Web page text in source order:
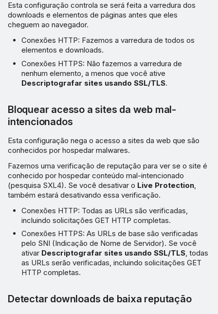
Esta configuração controla se será feita a varredura dos
downloads e elementos de páginas antes que eles
cheguem ao navegador.
Conexões HTTP: Fazemos a varredura de todos os
elementos e downloads.
Conexões HTTPS: Não fazemos a varredura de
nenhum elemento, a menos que você ative
Descriptografar sites usando SSL/TLS.
Bloquear acesso a sites da web mal-
intencionados
Esta configuração nega o acesso a sites da web que são
conhecidos por hospedar malwares.
Fazemos uma verificação de reputação para ver se o site é
conhecido por hospedar conteúdo mal-intencionado
(pesquisa SXL4). Se você desativar o Live Protection
também estará desativando essa verificação.
Conexões HTTP: Todas as URLs são verificadas,
incluindo solicitações GET HTTP completas.
Conexões HTTPS: As URLs de base são verificadas
pelo SNI (Indicação de Nome de Servidor). Se você
ativar Descriptografar sites usando SSL/TLS, todas
as URLs serão verificadas, incluindo solicitações GET
HTTP completas.
Detectar downloads de baixa reputação